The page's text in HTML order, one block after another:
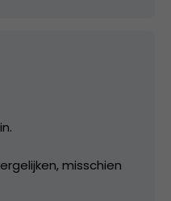
misschien